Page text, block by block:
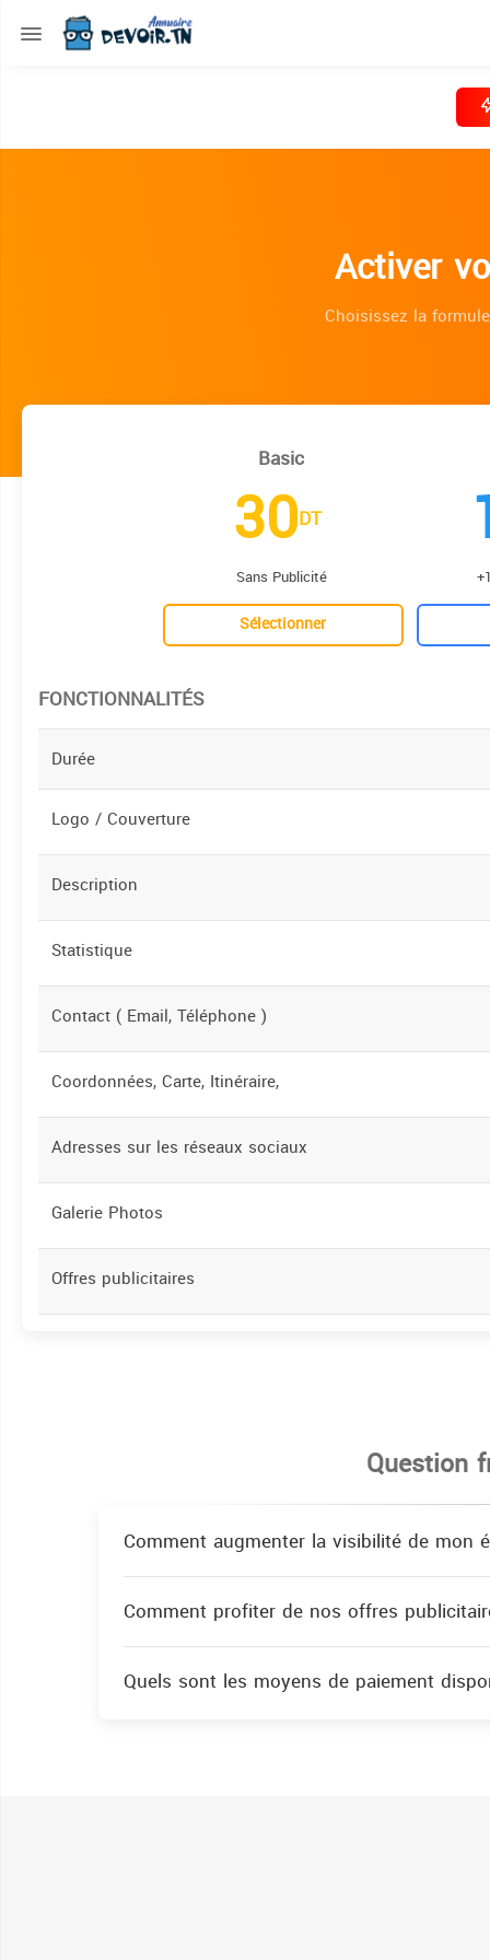
Activer
Choisissez la
Basic
30DT
Sans Publicité
Sélectionner
FONCTIONNALITÉS
Durée
Logo / Couverture
Description
Statistique
Contact ( Email, Téléphone )
Coordonnées, Carte, Itinéraire,
Adresses sur les réseaux sociaux
Galerie Photos
Offres publicitaires
Question
Comment augmenter la visibilité de mon
Comment profiter de nos offres
Quels sont les moyens de paiement